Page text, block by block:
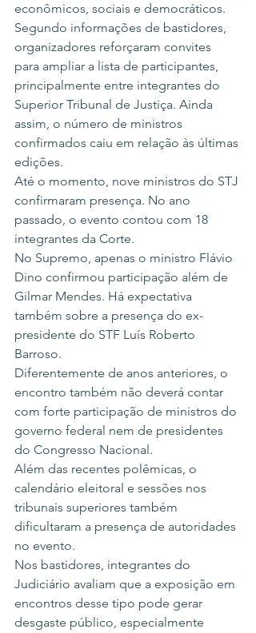
econômicos, sociais e democráticos.
Segundo informações de bastidores,
organizadores reforçaram convites
para ampliar a lista de participantes,
principalmente entre integrantes do
Superior Tribunal de Justiça. Ainda
assim, o número de ministros
confirmados caiu em relação às últimas
edições.
Até o momento, nove ministros do STJ
confirmaram presença. No ano
passado, o evento contou com 18
integrantes da Corte.
No Supremo, apenas o ministro Flávio
Dino confirmou participação além de
Gilmar Mendes. Há expectativa
também sobre a presença do ex-
presidente do STF Luís Roberto
Barroso.
Diferentemente de anos anteriores, o
encontro também não deverá contar
com forte participação de ministros do
governo federal nem de presidentes
do Congresso Nacional.
Além das recentes polêmicas, o
calendário eleitoral e sessões nos
tribunais superiores também
dificultaram a presença de autoridades
no evento.
Nos bastidores, integrantes do
Judiciário avaliam que a exposição em
encontros desse tipo pode gerar
desgaste público, especialmente